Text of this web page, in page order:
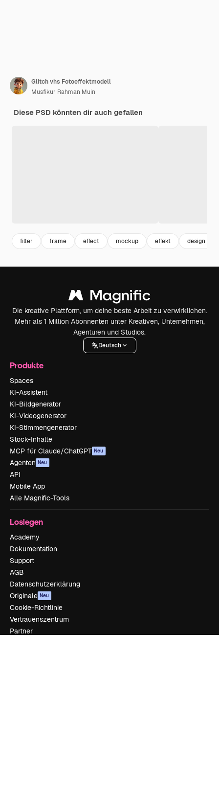
Glitch vhs Fotoeffektmodell
Musfikur Rahman Muin
Diese PSD könnten dir auch gefallen
filter frame effect mockup effekt design
Die kreative Plattform, um deine beste Arbeit zu verwirklichen.
Mehr als 1 Million Abonnenten unter Kreativen, Unternehmen,
Agenturen und Studios.
Deutsch
Produkte
Spaces
KI-Assistent
KI-Bildgenerator
KI-Videogenerator
KI-Stimmengenerator
Stock-Inhalte
MCP für Claude/ChatGPT Neu
Agenten Neu
API
Mobile App
Alle Magnific-Tools
Loslegen
Academy
Dokumentation
Support
AGB
Datenschutzerklärung
Originale Neu
Cookie-Richtlinie
Vertrauenszentrum
Partner